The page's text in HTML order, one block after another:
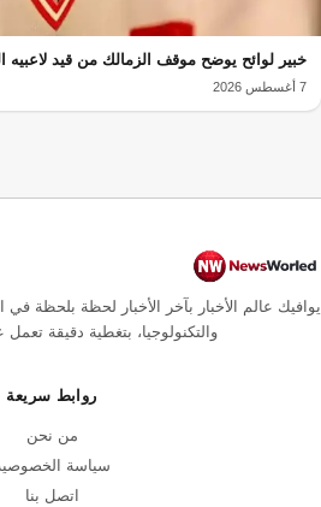
خبير لوائح يوضح موقف الزمالك من قيد لاعبيه
7 أغسطس 2026
يوافيك عالم الأخبار بآخر الأخبار لحظة بلحظة في
والتكنولوجيا، بتغطية دقيقة
روابط سريعة
من نحن
سياسة
اتصل بنا